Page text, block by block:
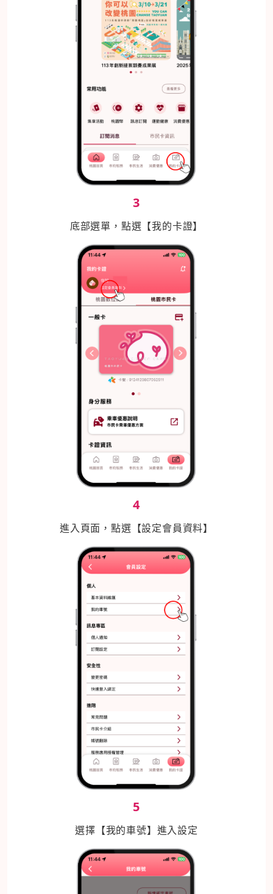
3
底部選單，點選【我的卡證】
4
進入頁面，點選【設定會員資料】
5
選擇【我的車號】進入設定